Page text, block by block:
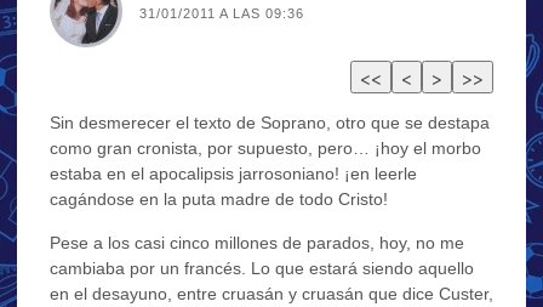
31/01/2011 A LAS 09:36
Sin desmerecer el texto de Soprano, otro que se destapa
como gran cronista, por supuesto, pero… ¡hoy el morbo
estaba en el apocalipsis jarrosoniano! ¡en leerle
cagándose en la puta madre de todo Cristo!
Pese a los casi cinco millones de parados, hoy, no me
cambiaba por un francés. Lo que estará siendo aquello
en el desayuno, entre cruasán y cruasán que dice Custer,